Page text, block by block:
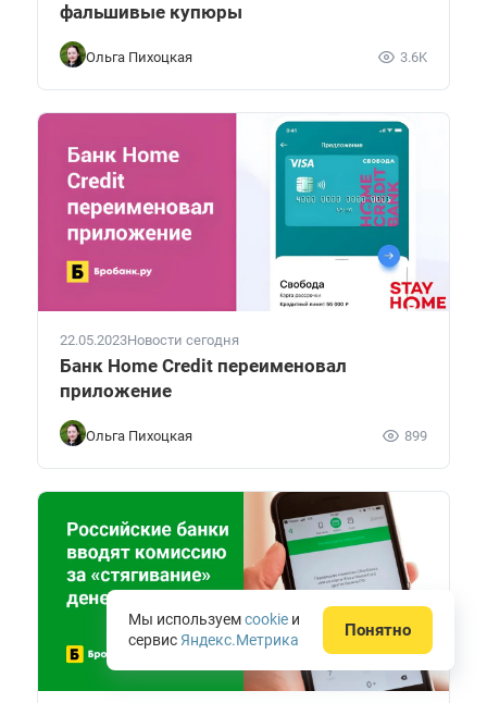
фальшивые купюры
Ольга Пихоцкая 3.6K
22.05.2023Новости сегодня
Банк Home Credit переименовал
приложение
Ольга Пихоцкая 899
Мы используемcookie и
сервис Яндекс.Метрика Понятно